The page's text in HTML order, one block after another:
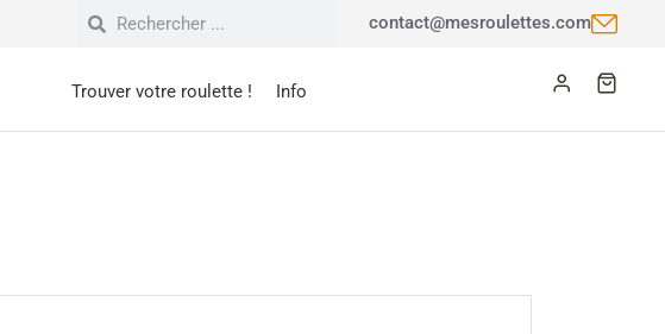
contact@mesroulettes.com
Trouver votre roulette ! Info